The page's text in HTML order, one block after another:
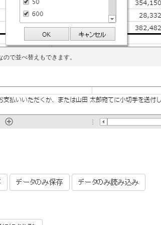
ので並べ替えもできます。